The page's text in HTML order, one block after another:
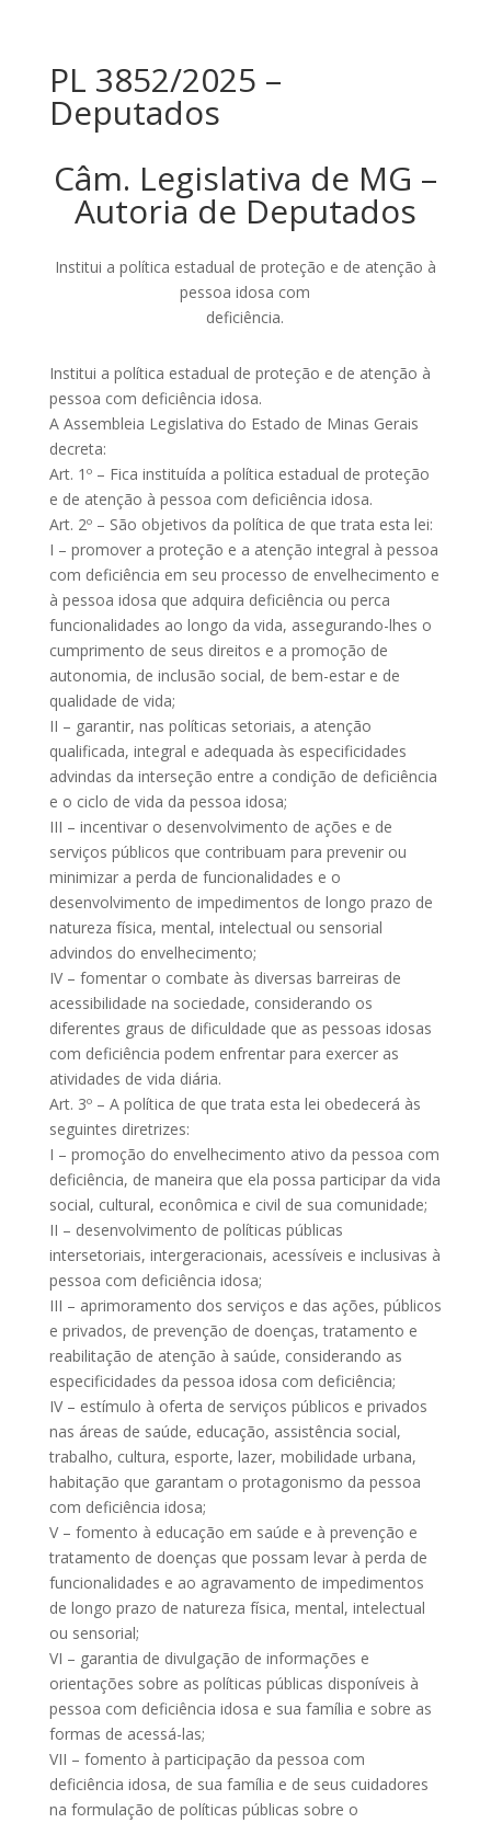
PL 3852/2025 –
Deputados
Câm. Legislativa de MG –
Autoria de Deputados
Institui a política estadual de proteção e de atenção à
pessoa idosa com
deficiência.
Institui a política estadual de proteção e de atenção à
pessoa com deficiência idosa.
A Assembleia Legislativa do Estado de Minas Gerais
decreta:
Art. 1º – Fica instituída a política estadual de proteção
e de atenção à pessoa com deficiência idosa.
Art. 2º – São objetivos da política de que trata esta lei:
I – promover a proteção e a atenção integral à pessoa
com deficiência em seu processo de envelhecimento e
à pessoa idosa que adquira deficiência ou perca
funcionalidades ao longo da vida, assegurando-lhes o
cumprimento de seus direitos e a promoção de
autonomia, de inclusão social, de bem-estar e de
qualidade de vida;
II – garantir, nas políticas setoriais, a atenção
qualificada, integral e adequada às especificidades
advindas da interseção entre a condição de deficiência
e o ciclo de vida da pessoa idosa;
III – incentivar o desenvolvimento de ações e de
serviços públicos que contribuam para prevenir ou
minimizar a perda de funcionalidades e o
desenvolvimento de impedimentos de longo prazo de
natureza física, mental, intelectual ou sensorial
advindos do envelhecimento;
IV – fomentar o combate às diversas barreiras de
acessibilidade na sociedade, considerando os
diferentes graus de dificuldade que as pessoas idosas
com deficiência podem enfrentar para exercer as
atividades de vida diária.
Art. 3º – A política de que trata esta lei obedecerá às
seguintes diretrizes:
I – promoção do envelhecimento ativo da pessoa com
deficiência, de maneira que ela possa participar da vida
social, cultural, econômica e civil de sua comunidade;
II – desenvolvimento de políticas públicas
intersetoriais, intergeracionais, acessíveis e inclusivas à
pessoa com deficiência idosa;
III – aprimoramento dos serviços e das ações, públicos
e privados, de prevenção de doenças, tratamento e
reabilitação de atenção à saúde, considerando as
especificidades da pessoa idosa com deficiência;
IV – estímulo à oferta de serviços públicos e privados
nas áreas de saúde, educação, assistência social,
trabalho, cultura, esporte, lazer, mobilidade urbana,
habitação que garantam o protagonismo da pessoa
com deficiência idosa;
V – fomento à educação em saúde e à prevenção e
tratamento de doenças que possam levar à perda de
funcionalidades e ao agravamento de impedimentos
de longo prazo de natureza física, mental, intelectual
ou sensorial;
VI – garantia de divulgação de informações e
orientações sobre as políticas públicas disponíveis à
pessoa com deficiência idosa e sua família e sobre as
formas de acessá-las;
VII – fomento à participação da pessoa com
deficiência idosa, de sua família e de seus cuidadores
na formulação de políticas públicas sobre o